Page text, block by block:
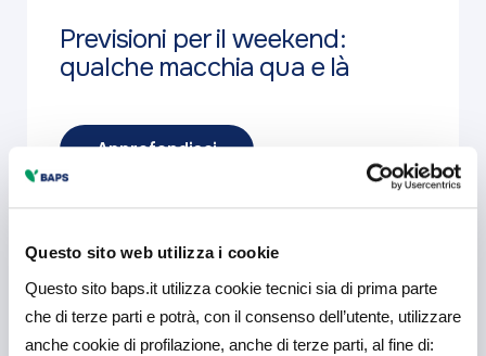
Questo sito web utilizza i cookie
Questo sito baps.it utilizza cookie tecnici sia di prima parte
che di terze parti e potrà, con il consenso dell’utente, utilizzare
anche cookie di profilazione, anche di terze parti, al fine di:
Previsioni per il weekend:
qualche macchia qua e là
Approfondisci
23 Giugno 2026